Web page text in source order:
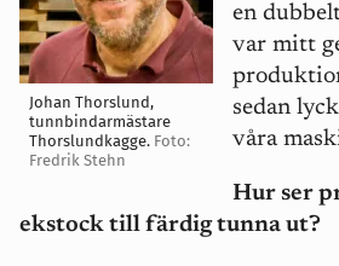
Johan Thorslund,
tunnbindarmästare
Thorslundkagge. Foto:
Fredrik Stehn
en
var mitt
sedan
våra
Hur ser
ekstock till färdig tunna ut?